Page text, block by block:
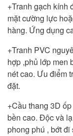
+Tranh gạch kính
mặt cường lực
hàng. Ứng dụng
+Tranh PVC
hợp ,phủ lớp men
nét cao. Ưu điểm
đặt.
+Cầu thang 3D
bền cao. Độc và
phong phú , bớt đi